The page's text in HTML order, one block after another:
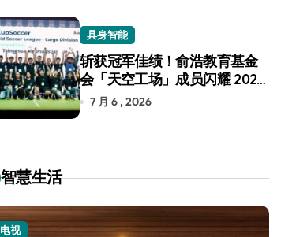
具身智能
斩获冠军佳绩！俞浩教育基金
会「天空工场」成员闪耀 2026
RoboCup 机器人世界杯
7 月 6 , 2026
智慧生活
电视